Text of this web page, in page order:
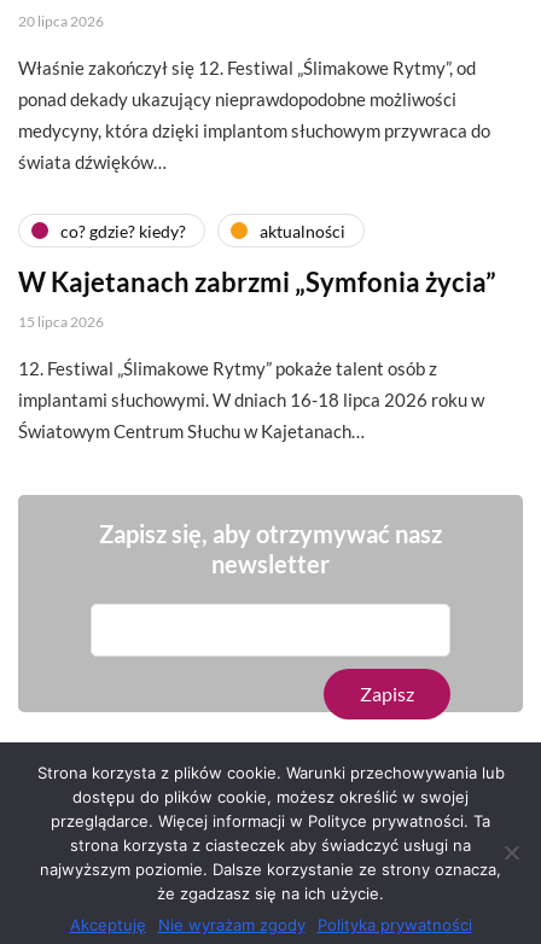
20 lipca 2026
Właśnie zakończył się 12. Festiwal „Ślimakowe Rytmy”, od
ponad dekady ukazujący nieprawdopodobne możliwości
medycyny, która dzięki implantom słuchowym przywraca do
świata dźwięków…
co? gdzie? kiedy? aktualności
W Kajetanach zabrzmi „Symfonia życia”
15 lipca 2026
12. Festiwal „Ślimakowe Rytmy” pokaże talent osób z
implantami słuchowymi. W dniach 16-18 lipca 2026 roku w
Światowym Centrum Słuchu w Kajetanach…
Zapisz się, aby otrzymywać nasz
newsletter
Serwis zaprojektował Grzegorz Sztank .
Strona korzysta z plików cookie. Warunki przechowywania lub
dostępu do plików cookie, możesz określić w swojej
przeglądarce. Więcej informacji w Polityce prywatności. Ta
strona korzysta z ciasteczek aby świadczyć usługi na
najwyższym poziomie. Dalsze korzystanie ze strony oznacza,
że zgadzasz się na ich użycie.
Akceptuję
Nie wyrażam zgody Polityka prywatności